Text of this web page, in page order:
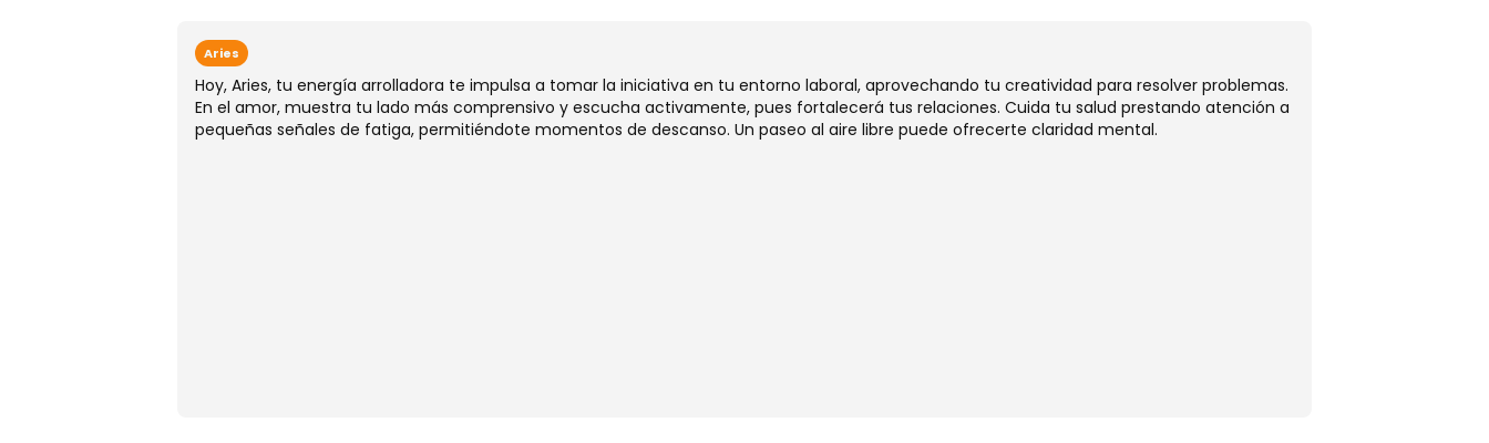
Aries
Hoy, Aries, tu energía arrolladora te impulsa a tomar la iniciativa en tu entorno laboral, aprovechando tu creatividad para resolver problemas.
En el amor, muestra tu lado más comprensivo y escucha activamente, pues fortalecerá tus relaciones. Cuida tu salud prestando atención a
pequeñas señales de fatiga, permitiéndote momentos de descanso. Un paseo al aire libre puede ofrecerte claridad mental.